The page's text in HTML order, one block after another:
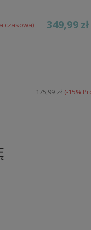
czasowa) 349,99 zł
175,99 zł (-15%